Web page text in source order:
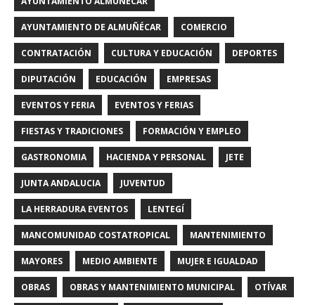
AYUNTAMIENTO DE ALMUÑÉCAR COMERCIO
CONTRATACIÓN CULTURA Y EDUCACIÓN DEPORTES
DIPUTACIÓN EDUCACIÓN EMPRESAS
EVENTOS Y FERIA EVENTOS Y FERIAS
FIESTAS Y TRADICIONES FORMACIÓN Y EMPLEO
GASTRONOMIA HACIENDA Y PERSONAL JETE
JUNTA ANDALUCIA JUVENTUD
LA HERRADURA EVENTOS LENTEGÍ
MANCOMUNIDAD COSTATROPICAL MANTENIMIENTO
MAYORES MEDIO AMBIENTE MUJER E IGUALDAD
OBRAS OBRAS Y MANTENIMIENTO MUNICIPAL OTÍVAR